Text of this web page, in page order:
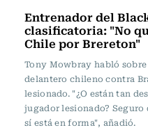
Entrenador del
clasificatoria: "No
Chile por Brereton"
Tony Mowbray habló
delantero chileno contra
lesionado. "¿O están tan
jugador lesionado?
sí está en forma", añadió.